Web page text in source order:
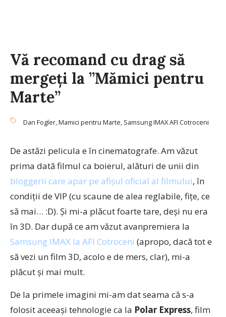
Vă recomand cu drag să
mergeți la ”Mămici pentru
Marte”
Dan Fogler,Mamici pentru Marte, Samsung IMAX AFI Cotroceni
De astăzi pelicula e în cinematografe. Am văzut
prima dată filmul ca boierul, alături de unii din
bloggerii care apar pe afișul oficial al filmului, în
condiții de VIP (cu scaune de alea reglabile, fițe, ce
să mai… :D). Și mi-a plăcut foarte tare, deși nu era
în 3D. Dar după ce am văzut avanpremiera la
Samsung IMAX la AFI Cotroceni (apropo, dacă tot e
să vezi un film 3D, acolo e de mers, clar), mi-a
plăcut și mai mult.
De la primele imagini mi-am dat seama că s-a
folosit aceeași tehnologie ca la Polar Express, film